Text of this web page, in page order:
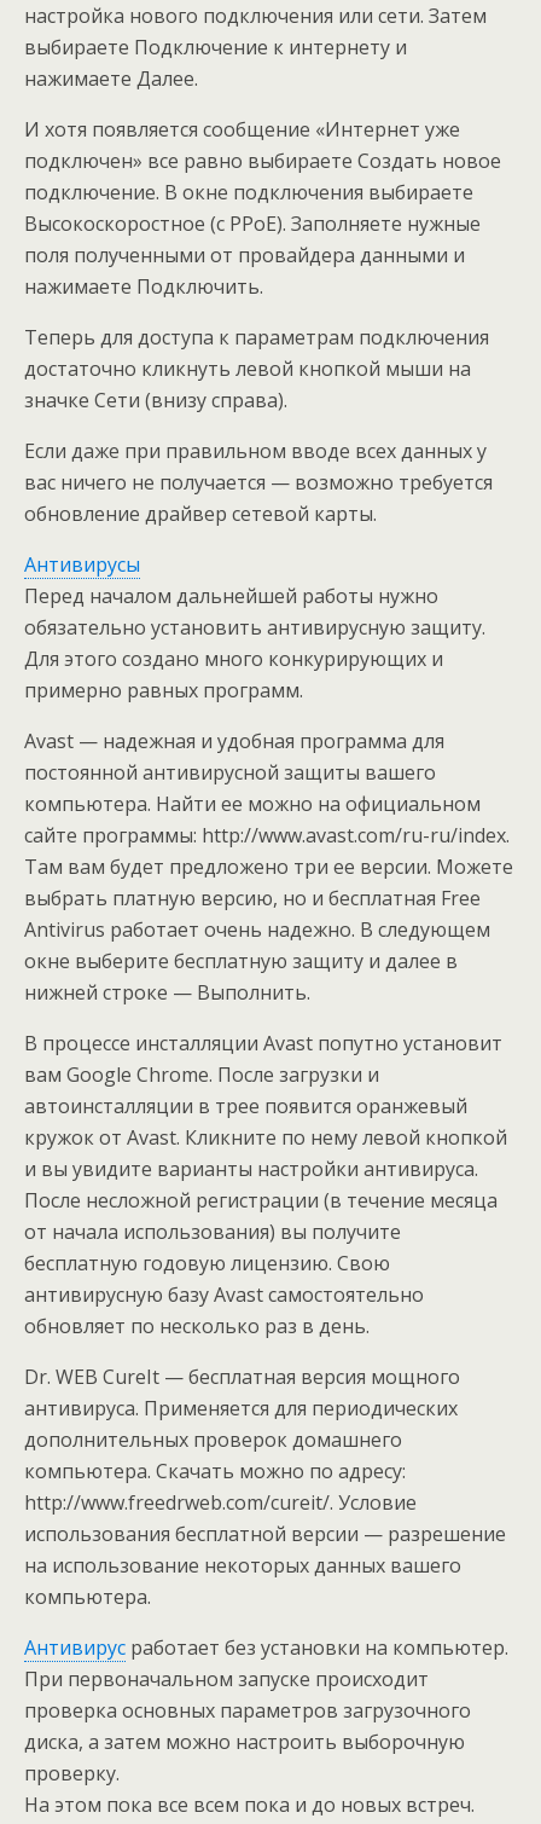
настройка нового подключения или сети. Затем
выбираете Подключение к интернету и
нажимаете Далее.
И хотя появляется сообщение «Интернет уже
подключен» все равно выбираете Создать новое
подключение. В окне подключения выбираете
Высокоскоростное (с PPoE). Заполняете нужные
поля полученными от провайдера данными и
нажимаете Подключить.
Теперь для доступа к параметрам подключения
достаточно кликнуть левой кнопкой мыши на
значке Сети (внизу справа).
Если даже при правильном вводе всех данных у
вас ничего не получается — возможно требуется
обновление драйвер сетевой карты.
Антивирусы
Перед началом дальнейшей работы нужно
обязательно установить антивирусную защиту.
Для этого создано много конкурирующих и
примерно равных программ.
Avast — надежная и удобная программа для
постоянной антивирусной защиты вашего
компьютера. Найти ее можно на официальном
сайте программы: http://www.avast.com/ru-ru/index.
Там вам будет предложено три ее версии. Можете
выбрать платную версию, но и бесплатная Free
Antivirus работает очень надежно. В следующем
окне выберите бесплатную защиту и далее в
нижней строке — Выполнить.
В процессе инсталляции Avast попутно установит
вам Google Chrome. После загрузки и
автоинсталляции в трее появится оранжевый
кружок от Avast. Кликните по нему левой кнопкой
и вы увидите варианты настройки антивируса.
После несложной регистрации (в течение месяца
от начала использования) вы получите
бесплатную годовую лицензию. Свою
антивирусную базу Avast самостоятельно
обновляет по несколько раз в день.
Dr. WEB CureIt — бесплатная версия мощного
антивируса. Применяется для периодических
дополнительных проверок домашнего
компьютера. Скачать можно по адресу:
http://www.freedrweb.com/cureit/. Условие
использования бесплатной версии — разрешение
на использование некоторых данных вашего
компьютера.
Антивирус работает без установки на компьютер.
При первоначальном запуске происходит
проверка основных параметров загрузочного
диска, а затем можно настроить выборочную
проверку.
На этом пока все всем пока и до новых встреч.